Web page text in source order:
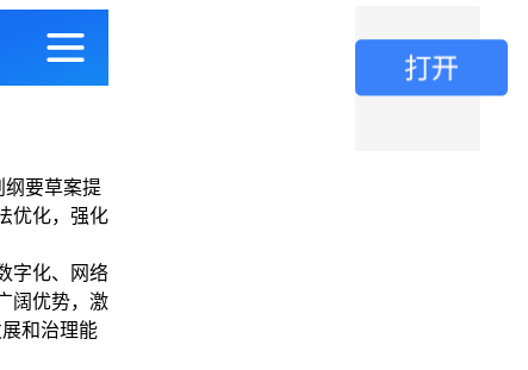
要草案提
优化，强化
字化、网络
阔优势，激
和治理能